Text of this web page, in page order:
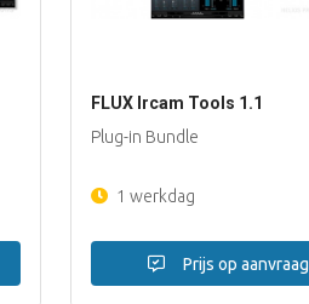
FLUX Ircam Tools 1.1
Plug-in Bundle
1 werkdag
Prijs op aanvraag